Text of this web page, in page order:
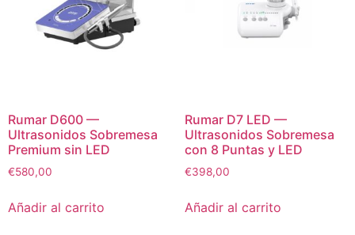
Rumar D600 —
Ultrasonidos Sobremesa
Premium sin LED
€580,00
Añadir al carrito
Rumar D7 LED —
Ultrasonidos Sobremesa
con 8 Puntas y LED
€398,00
Añadir al carrito